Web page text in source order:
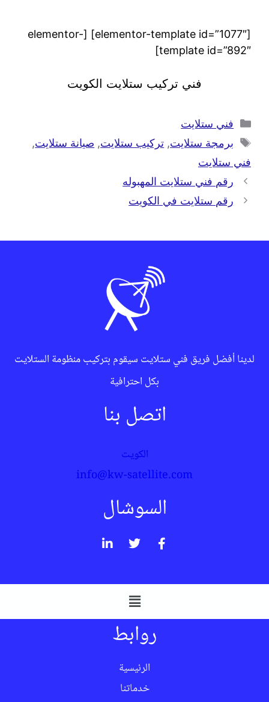
[elementor-template id=”1077″] [elementor-
template id=”892″]
فني تركيب ستلايت الكويت
فني ستلايت
برمجة ستلايت, تركيب ستلايت, صيانة ستلايت,
فني ستلايت
رقم فني ستلايت المهبوله
رقم ستلايت في الكويت
لدينا أفضل فريق فني ستلايت سيقوم بتركيب منظومة الستلايت
بكل احترافية
اتصل بنا
الكويت
info@kw-satellite.com
السوشال
روابط
الرئيسية
خدماتنا